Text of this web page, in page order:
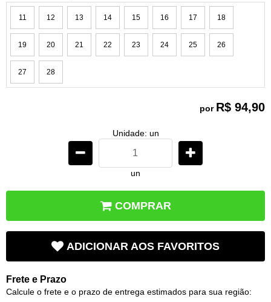
11 12 13 14 15 16 17 18
19 20 21 22 23 24 25 26
27 28
por R$ 94,90
Unidade: un
un
COMPRAR
ADICIONAR AOS FAVORITOS
Frete e Prazo
Calcule o frete e o prazo de entrega estimados para sua região: